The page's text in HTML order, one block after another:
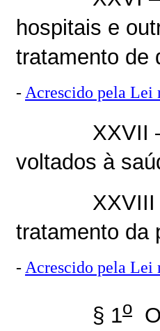
hospitais e
tratamento de
-Acrescido pela Lei
XXVII
voltados à
tratamento da
-Acrescido pela Lei
§ 1o